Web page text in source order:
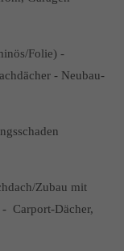
Folie) -
- Neubau-
Zubau mit
- Carport-Dächer,